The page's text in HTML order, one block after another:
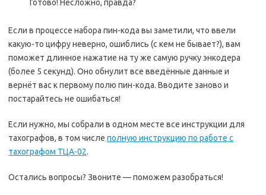
Готово! Несложно, правда?
Если в процессе набора пин-кода вы заметили, что ввели
какую-то цифру неверно, ошиблись (с кем не бывает?), вам
поможет длинное нажатие на ту же самую ручку энкодера
(более 5 секунд). Оно обнулит все введённые данные и
вернёт вас к первому полю пин-кода. Вводите заново и
постарайтесь не ошибаться!
Если нужно, мы собрали в одном месте все инструкции для
тахографов, в том числе полную инструкцию по работе с
тахографом ТЦА-02.
Остались вопросы? Звоните — поможем разобраться!